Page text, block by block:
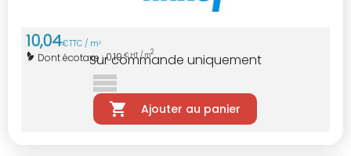
10,04€TTC / m2
Dont écotaxe :0,19€ HT / m2
Sur commande uniquement
Ajouter au panier